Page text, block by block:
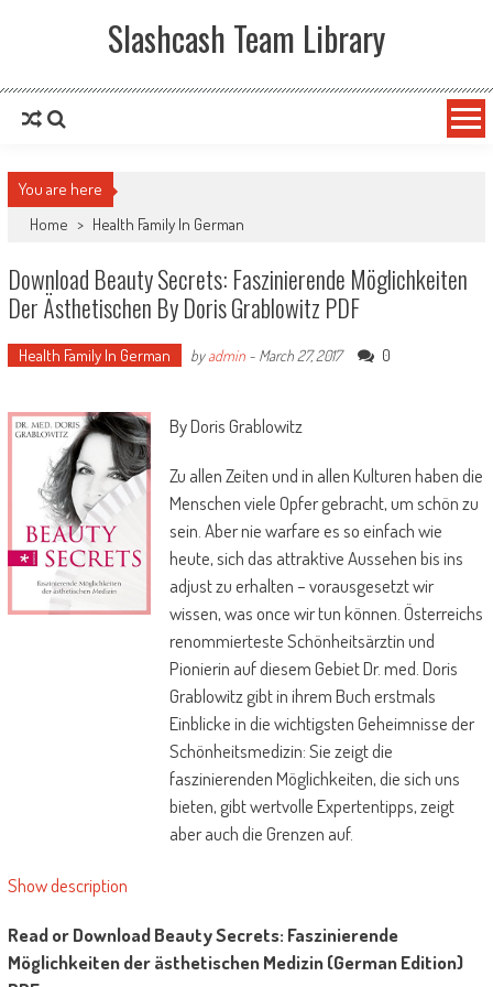
Slashcash Team Library
You are here
Home > Health Family In German
Download Beauty Secrets: Faszinierende Möglichkeiten
Der Ästhetischen By Doris Grablowitz PDF
Health Family In German byadmin- March 27, 2017 0
By Doris Grablowitz
Zu allen Zeiten und in allen Kulturen haben die
Menschen viele Opfer gebracht, um schön zu
sein. Aber nie warfare es so einfach wie
heute, sich das attraktive Aussehen bis ins
adjust zu erhalten – vorausgesetzt wir
wissen, was once wir tun können. Österreichs
renommierteste Schönheitsärztin und
Pionierin auf diesem Gebiet Dr. med. Doris
Grablowitz gibt in ihrem Buch erstmals
Einblicke in die wichtigsten Geheimnisse der
Schönheitsmedizin: Sie zeigt die
faszinierenden Möglichkeiten, die sich uns
bieten, gibt wertvolle Expertentipps, zeigt
aber auch die Grenzen auf.
Show description
Read or Download Beauty Secrets: Faszinierende
Möglichkeiten der ästhetischen Medizin (German Edition)